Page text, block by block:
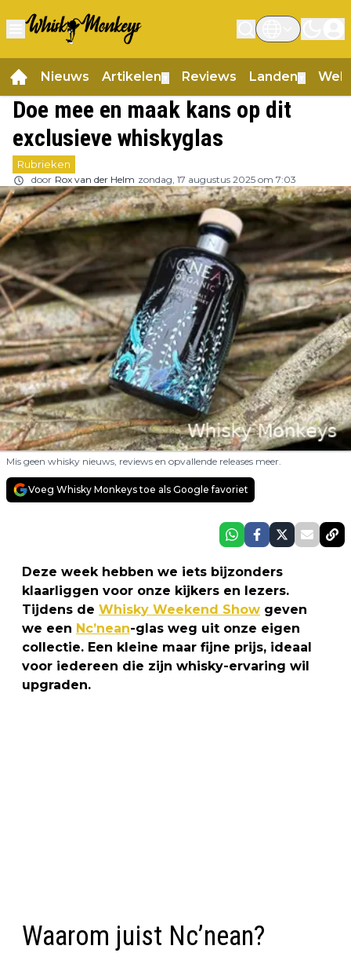
Nieuws Artikelen Reviews Landen
Doe mee en maak kans op dit
exclusieve whiskyglas
Rubrieken
door Rox van der Helm zondag, 17 augustus 2025 om 7:03
Mis geen whisky nieuws, reviews en opvallende releases meer.
Voeg Whisky Monkeys toe als Google favoriet
Deze week hebben we iets bijzonders
klaarliggen voor onze kijkers en lezers.
Tijdens de Whisky Weekend Show geven
we een Nc’nean-glas weg uit onze eigen
collectie. Een kleine maar fijne prijs, ideaal
voor iedereen die zijn whisky-ervaring wil
upgraden.
Waarom juist Nc’nean?